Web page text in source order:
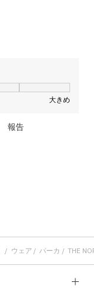
ウェア パーカ THE